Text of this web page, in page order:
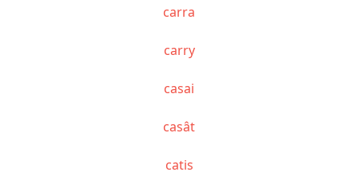
carra
carry
casai
casât
catis